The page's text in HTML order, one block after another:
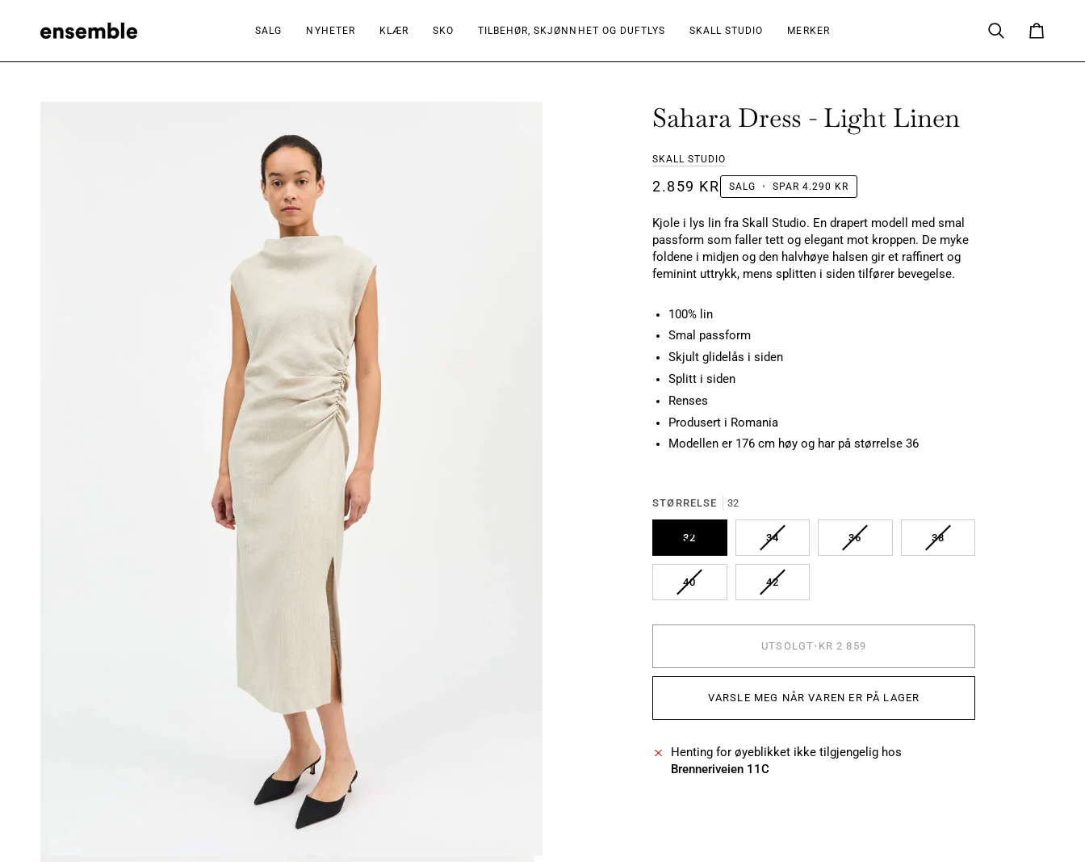
SALG NYHETER KLÆR SKO TILBEHØR, SKJØNNHET OG DUFTLYS SKALL STUDIO MERKER
Søk
Sahara Dress - Light Linen
SKALL STUDIO
2.859 KR SALG • SPAR4.290 KR
Kjole i lys lin fra Skall Studio. En drapert modell med smal
passform som faller tett og elegant mot kroppen. De myke
foldene i midjen og den halvhøye halsen gir et raffinert og
feminint uttrykk, mens splitten i siden tilfører bevegelse.
100% lin
Smal passform
Skjult glidelås i siden
Splitt i siden
Renses
Produsert i Romania
Modellen er 176 cm høy og har på størrelse 36
STØRRELSE 32
32UTSOLGT 34UTSOLGT 36UTSOLGT 38UTSOLGT
40UTSOLGT 42UTSOLGT
UTSOLGT• KR 2 859
VARSLE MEG NÅR VAREN ER PÅ LAGER
Henting for øyeblikket ikke tilgjengelig hos
Brenneriveien 11C